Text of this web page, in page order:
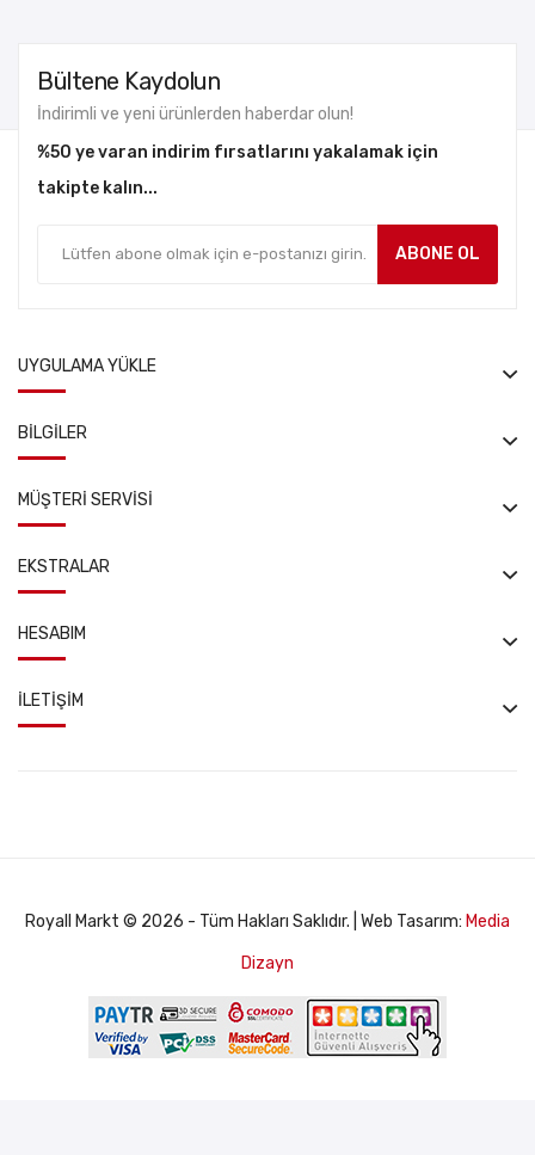
Bültene Kaydolun
İndirimli ve yeni ürünlerden haberdar olun!
%50 ye varan indirim fırsatlarını yakalamak için
takipte kalın...
ABONE OL
UYGULAMA YÜKLE
BILGILER
MÜŞTERI SERVISI
EKSTRALAR
HESABIM
İLETIŞIM
Royall Markt © 2026 - Tüm Hakları Saklıdır. | Web Tasarım: Media
Dizayn